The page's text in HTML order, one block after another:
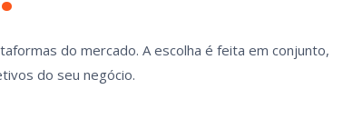
do mercado. A escolha é feita em conjunto,
do seu negócio.